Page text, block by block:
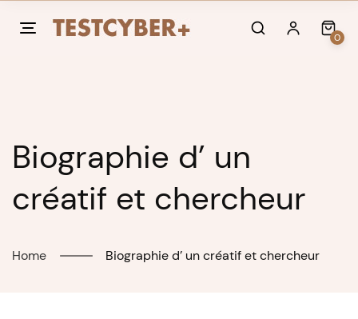
0
Biographie d’ un
créatif et chercheur
Home Biographie d’ un créatif et chercheur